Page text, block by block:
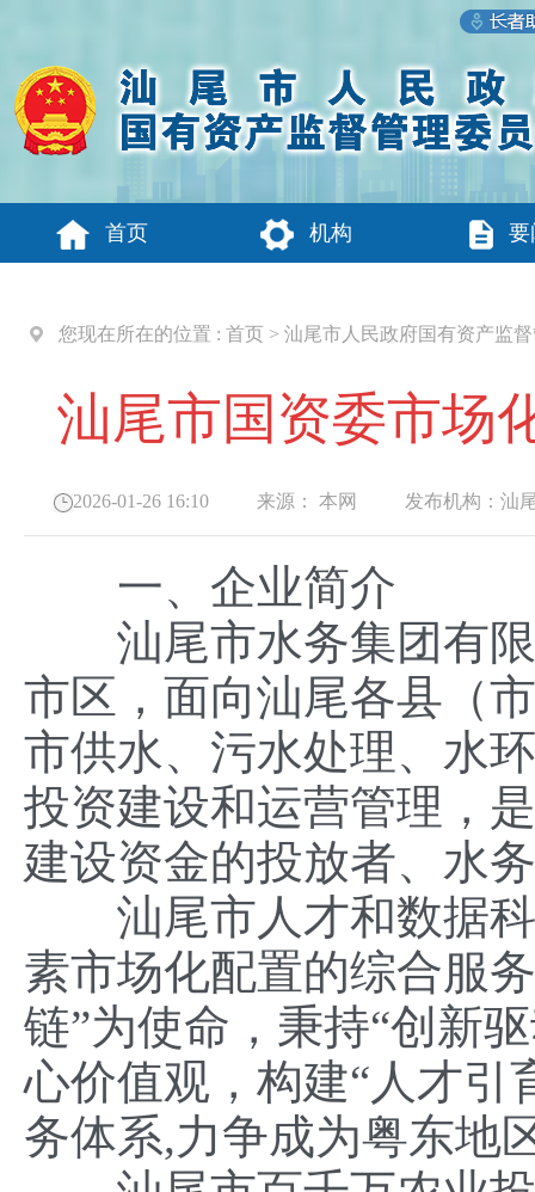
首页 机构 要
您现在所在的位置 : 首页 > 汕尾市人民政府国有资产监
汕尾市国资委市场
2026-01-26 16:10 来源： 本网 发布机构： 汕
一、企业简介
汕尾市水务集团有限
市区，面向汕尾各县（
市供水、污水处理、水
投资建设和运营管理，
建设资金的投放者、水
汕尾市人才和数据科
素市场化配置的综合服
链”为使命，秉持“创新
心价值观，构建“人才引
务体系,力争成为粤东地